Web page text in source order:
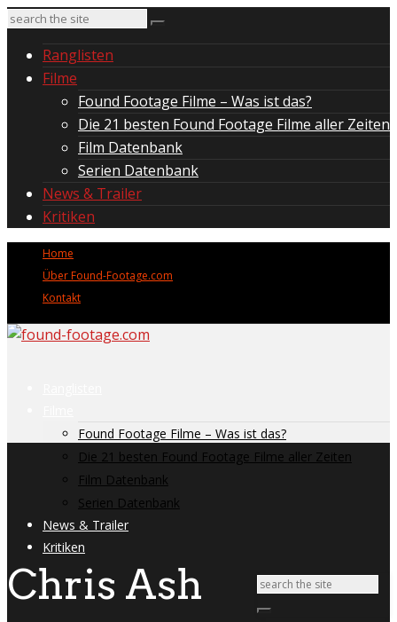
Ranglisten
Filme
Found Footage Filme – Was ist das?
Die 21 besten Found Footage Filme aller Zeiten
Film Datenbank
Serien Datenbank
News & Trailer
Kritiken
Home
Über Found-Footage.com
Kontakt
Found Footage Filme – Was ist das?
Die 21 besten Found Footage Filme aller Zeiten
Film Datenbank
Serien Datenbank
News & Trailer
Kritiken
Chris Ash